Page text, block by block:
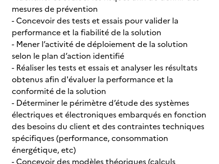
mesures de prévention
- Concevoir des tests et essais pour valider la
performance et la fiabilité de la solution
- Mener l’activité de déploiement de la solution
selon le plan d’action identifié
- Réaliser les tests et essais et analyser les résultats
obtenus afin d'évaluer la performance et la
conformité de la solution
- Déterminer le périmètre d’étude des systèmes
électriques et électroniques embarqués en fonction
des besoins du client et des contraintes techniques
spécifiques (performance, consommation
énergétique, etc)
- Concevoir des modèles théoriques (calculs